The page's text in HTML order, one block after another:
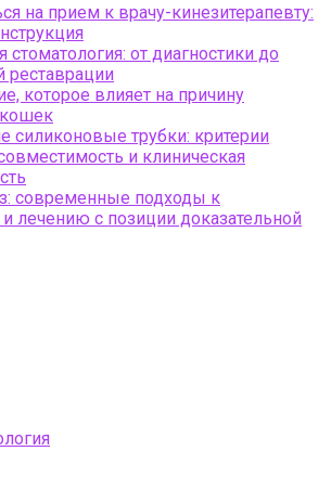
на прием к врачу-кинезитерапевту:
от диагностики до
реставрации
которое влияет на причину
кошек
силиконовые трубки: критерии
и клиническая
современные подходы к
и лечению с позиции доказательной